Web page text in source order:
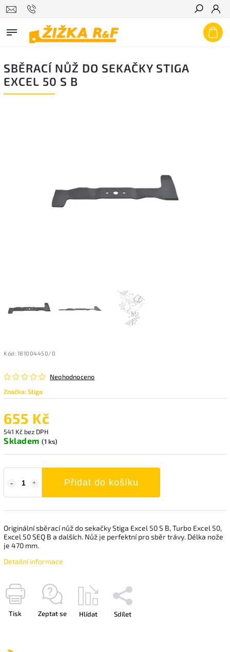
Hledat
SBĚRACÍ NŮŽ DO SEKAČKY STIGA
EXCEL 50 S B
Kód: 181004450/0
Neohodnoceno
Značka:Stiga
655 Kč
541 Kč bez DPH
Skladem (1 ks)
Přidat do košíku
Originální sběrací nůž do sekačky Stiga Excel 50 S B, Turbo Excel 50,
Excel 50 SEQ B a dalších. Nůž je perfektní pro sběr trávy. Délka nože
je 470 mm.
Detailní informace
Tisk Zeptat se Hlídat Sdílet